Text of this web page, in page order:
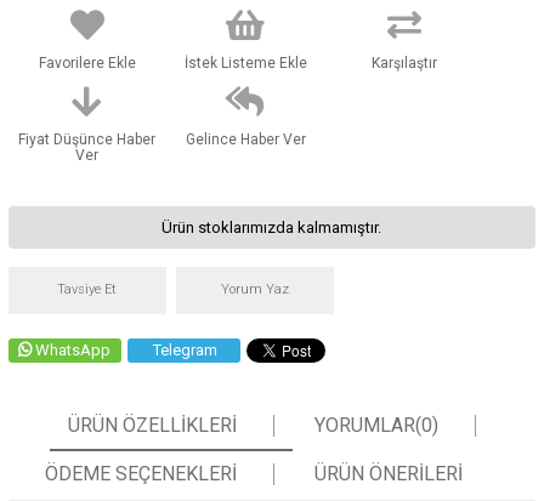
Favorilere Ekle İstek Listeme Ekle Karşılaştır
Fiyat Düşünce Haber
Ver
Gelince Haber Ver
Ürün stoklarımızda kalmamıştır.
Tavsiye Et Yorum Yaz
WhatsApp Telegram
ÜRÜN ÖZELLIKLERI YORUMLAR(0)
ÖDEME SEÇENEKLERI ÜRÜN ÖNERILERI